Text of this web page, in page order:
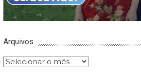
Arquivos
Arquivos